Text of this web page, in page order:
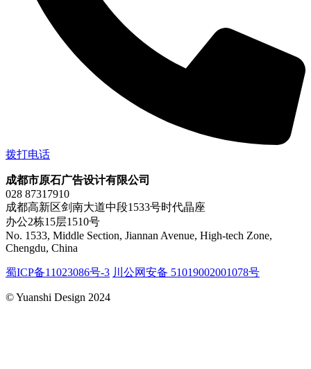
拨打电话
成都市原石广告设计有限公司
028 87317910
成都高新区剑南大道中段1533号时代晶座
办公2栋15层1510号
No. 1533, Middle Section, Jiannan Avenue, High-tech Zone,
Chengdu, China
蜀ICP备11023086号-3 川公网安备 51019002001078号
© Yuanshi Design 2024